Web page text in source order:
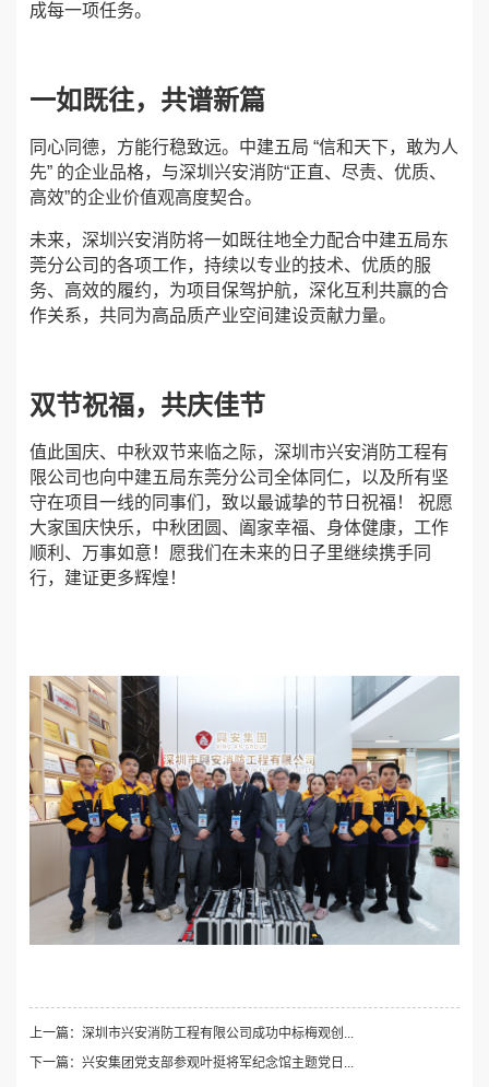
成每一项任务。
一如既往，共谱新篇
同心同德，方能行稳致远。中建五局 “信和天下，敢为人
先” 的企业品格，与深圳兴安消防“正直、尽责、优质、
高效”的企业价值观高度契合。
未来，深圳兴安消防将一如既往地全力配合中建五局东
莞分公司的各项工作，持续以专业的技术、优质的服
务、高效的履约，为项目保驾护航，深化互利共赢的合
作关系，共同为高品质产业空间建设贡献力量。
双节祝福，共庆佳节
值此国庆、中秋双节来临之际，深圳市兴安消防工程有
限公司也向中建五局东莞分公司全体同仁，以及所有坚
守在项目一线的同事们，致以最诚挚的节日祝福！ 祝愿
大家国庆快乐，中秋团圆、阖家幸福、身体健康，工作
顺利、万事如意！愿我们在未来的日子里继续携手同
行，建证更多辉煌！
上一篇：深圳市兴安消防工程有限公司成功中标梅观创...
下一篇：兴安集团党支部参观叶挺将军纪念馆主题党日...